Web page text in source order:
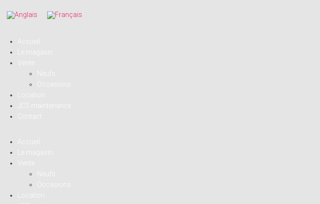
Accueil
Le magasin
Vente
Neufs
Occasions
Location
JCS maintenance
Contact
Accueil
Le magasin
Vente
Neufs
Occasions
Location